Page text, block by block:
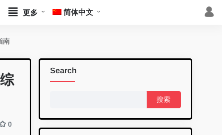
更多 简体中文
南
0
Search